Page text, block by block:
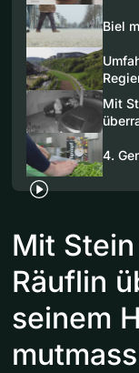
Biel
Mit
4.
Mit
Räuflin
seinem